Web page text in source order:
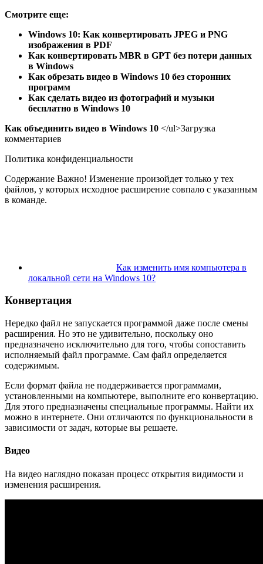
Смотрите еще:
Windows 10: Как конвертировать JPEG и PNG
изображения в PDF
Как конвертировать MBR в GPT без потери данных
в Windows
Как обрезать видео в Windows 10 без сторонних
программ
Как сделать видео из фотографий и музыки
бесплатно в Windows 10
Как объединить видео в Windows 10 </ul>Загрузка
комментариев
Политика конфиденциальности
Содержание Важно! Изменение произойдет только у тех
файлов, у которых исходное расширение совпало с указанным
в команде.
Как изменить имя компьютера в
локальной сети на Windows 10?
Конвертация
Нередко файл не запускается программой даже после смены
расширения. Но это не удивительно, поскольку оно
предназначено исключительно для того, чтобы сопоставить
исполняемый файл программе. Сам файл определяется
содержимым.
Если формат файла не поддерживается программами,
установленными на компьютере, выполните его конвертацию.
Для этого предназначены специальные программы. Найти их
можно в интернете. Они отличаются по функциональности в
зависимости от задач, которые вы решаете.
Видео
На видео наглядно показан процесс открытия видимости и
изменения расширения.